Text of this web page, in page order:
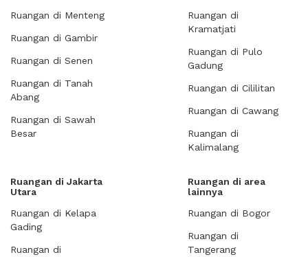
Ruangan di Menteng
Ruangan di Gambir
Ruangan di Senen
Ruangan di Tanah
Abang
Ruangan di Sawah
Besar
Ruangan di
Kramatjati
Ruangan di Pulo
Gadung
Ruangan di Cililitan
Ruangan di Cawang
Ruangan di
Kalimalang
Ruangan di Jakarta
Utara
Ruangan di Kelapa
Gading
Ruangan di
Ruangan di area
lainnya
Ruangan di Bogor
Ruangan di
Tangerang